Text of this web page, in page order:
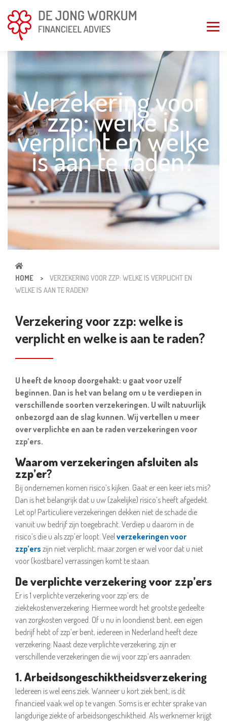
Verzekering voor
zzp: welke is
verplicht en welke
is aan te raden?
HOME >
VERZEKERING VOOR ZZP: WELKE IS VERPLICHT EN
WELKE IS AAN TE RADEN?
Verzekering voor zzp: welke is
verplicht en welke is aan te raden?
U heeft de knoop doorgehakt: u gaat voor uzelf
beginnen. Dan is het van belang om u te verdiepen in
verschillende soorten verzekeringen. U wilt natuurlijk
onbezorgd aan de slag kunnen. Wij vertellen u meer
over verplichte en aan te raden verzekeringen voor
zzp’ers.
Waarom verzekeringen afsluiten als
zzp’er?
Bij ondernemen komen risico’s kijken. Gaat er een keer iets mis?
Dan is het belangrijk dat u uw (zakelijke) risico’s heeft afgedekt.
Let op! Particuliere verzekeringen dekken niet de schade die
vanuit uw bedrijf zijn toegebracht. Verdiep u daarom in de
risico’s die u als zzp’er loopt. Veel verzekeringen voor
zzp’ers zijn niet verplicht, maar zorgen er wel voor dat u niet
voor (kostbare) verrassingen komt te staan.
De verplichte verzekering voor zzp’ers
Er is 1 verplichte verzekering voor zzp’ers: de
ziektekostenverzekering. Hiermee wordt het grootste gedeelte
van zorgkosten vergoed. Of u nu in loondienst bent, een eigen
bedrijf hebt of zzp’er bent, iedereen in Nederland heeft deze
verzekering. Naast deze verplichte verzekering, zijn er
verschillende verzekeringen die wij voor zzp’ers aanraden:
1. Arbeidsongeschiktheidsverzekering
Iedereen is wel eens ziek. Wanneer u kort ziek bent, is dit
financieel vaak wel op te vangen. Soms is er echter sprake van
langdurige ziekte of arbeidsongeschiktheid. Als werknemer krijgt